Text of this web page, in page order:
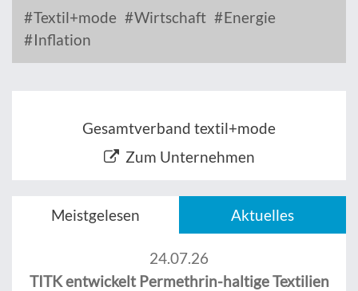
Textil+mode Wirtschaft
Energie
Inflation
Gesamtverband textil+mode
Zum Unternehmen
Meistgelesen Aktuelles
24.07.26
TITK entwickelt Permethrin-haltige Textilien